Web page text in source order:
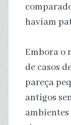
haviam
Embora o
de casos
pareça
antigos